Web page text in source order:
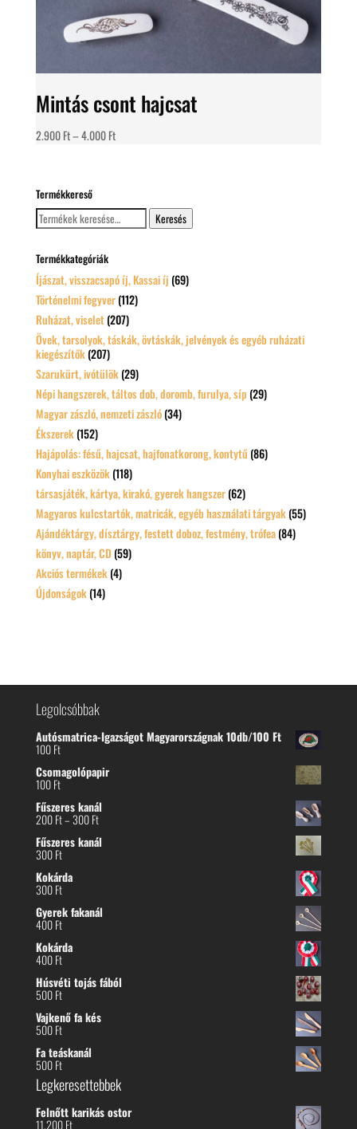
Mintás csont hajcsat
2.900Ft–4.000FtÁrtartomány:
Termékkereső
Keresés
a
Keresés
Termékkategóriák
Íjászat, visszacsapó íj, Kassai íj (69)
Történelmi fegyver (112)
Ruházat, viselet (207)
Övek, tarsolyok, táskák, övtáskák, jelvények és egyéb ruházati
kiegészítők (207)
Szarukürt, ivótülök (29)
Népi hangszerek, táltos dob, doromb, furulya, síp (29)
Magyar zászló, nemzeti zászló (34)
Ékszerek (152)
Hajápolás: fésű, hajcsat, hajfonatkorong, kontytű (86)
Konyhai eszközök (118)
társasjáték, kártya, kirakó, gyerek hangszer (62)
Magyaros kulcstartók, matricák, egyéb használati tárgyak (55)
Ajándéktárgy, dísztárgy, festett doboz, festmény, trófea (84)
könyv, naptár, CD (59)
Akciós termékek (4)
Újdonságok (14)
Legolcsóbbak
Autósmatrica-Igazságot Magyarországnak 10db/100 Ft
100Ft
Csomagolópapir
100Ft
Fűszeres kanál
200Ft–300FtÁrtartomány:
-
Fűszeres kanál
300Ft
Kokárda
300Ft
Gyerek fakanál
400Ft
Kokárda
400Ft
Húsvéti tojás fából
500Ft
Vajkenő fa kés
500Ft
Fa teáskanál
500Ft
Legkeresettebbek
Felnőtt karikás ostor
11.200Ft